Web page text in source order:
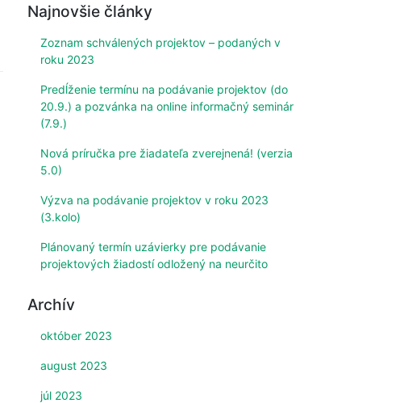
Najnovšie články
Zoznam schválených projektov – podaných v
roku 2023
Predĺženie termínu na podávanie projektov (do
20.9.) a pozvánka na online informačný seminár
(7.9.)
Nová príručka pre žiadateľa zverejnená! (verzia
5.0)
Výzva na podávanie projektov v roku 2023
(3.kolo)
Plánovaný termín uzávierky pre podávanie
projektových žiadostí odložený na neurčito
Archív
október 2023
august 2023
júl 2023